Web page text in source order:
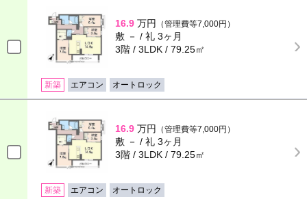
16.9 万円 （管理費等7,000円）
敷 － / 礼 3ヶ月
3階 / 3LDK / 79.25㎡
新築 エアコン オートロック
16.9 万円 （管理費等7,000円）
敷 － / 礼 3ヶ月
3階 / 3LDK / 79.25㎡
新築 エアコン オートロック